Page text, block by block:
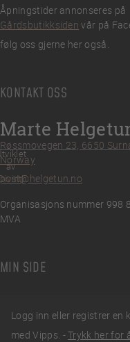
Åpningstider annonseres på
Gårdsbutikksiden vår på
følg oss gjerne her også.
KONTAKT OSS
Marte
Røssmovegen 23, 6650
Norway
post@helgetun.no
Organisasjons nummer 998
MVA
MIN SIDE
Logg inn eller registrer en
med Vipps. -Trykk her for
av